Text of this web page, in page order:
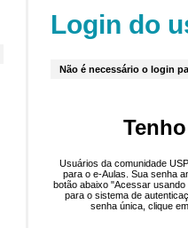
Login do
Não é necessário o login
Usuários da comunidade
para o e-Aulas. Sua senha
botão abaixo "Acessar
para o sistema de
senha única, clique